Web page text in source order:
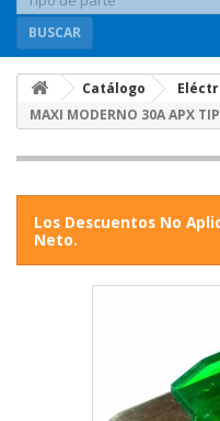
BUSCAR
Catálogo
MAXI MODERNO 30A APX
Los Descuentos No
Neto.